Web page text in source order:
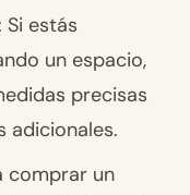
Si estás
un espacio,
precisas
adicionales.
comprar un